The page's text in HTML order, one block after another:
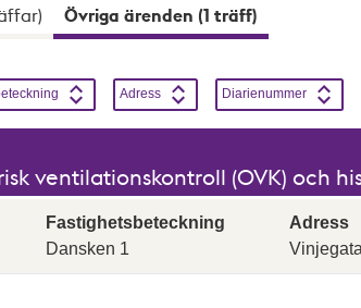
Övriga ärenden (1 träff)
aktiv samtidigt. Sortering skiftar mellan
Stigande Sortera på
AdressStigande Sortera på
DiarienummerStigande
ventilationskontroll (OVK) och
Fastighetsbeteckning
Dansken 1
Adress